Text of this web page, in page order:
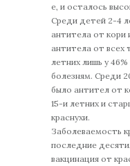
е, и осталось
Среди детей 2-4
антитела от кори
антитела от всех
летних лишь у
болезням. Среди
было антител от
15-и летних и
краснухи.
Заболеваемость
последние
вакцинация от